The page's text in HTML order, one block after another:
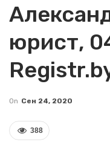
юрист,
On Сен 24, 2020
388